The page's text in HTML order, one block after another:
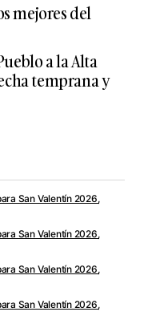
mejores del
a la Alta
temprana y
San Valentín 2026,
San Valentín 2026,
San Valentín 2026,
San Valentín 2026,